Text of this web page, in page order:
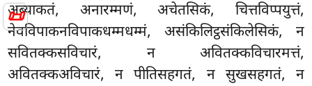
📜
अब्याकतं, अनारम्मणं, अचेतसिकं, चित्तविप्पयुत्तं,
नेवविपाकनविपाकधम्मधम्मं, असंकिलिट्ठसंकिलेसिकं, न
सवितक्कसविचारं, न अवितक्कविचारमत्तं,
अवितक्कअविचारं, न पीतिसहगतं, न सुखसहगतं, न